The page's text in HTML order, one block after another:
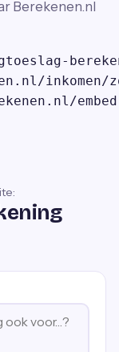
Berekenen.nl
inkomen/